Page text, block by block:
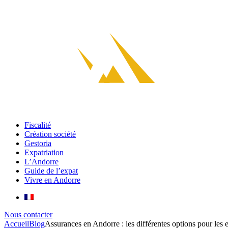
Fiscalité
Création société
Gestoria
Expatriation
L’Andorre
Guide de l’expat
Vivre en Andorre
Nous contacter
AccueilBlogAssurances en Andorre : les différentes options pour les